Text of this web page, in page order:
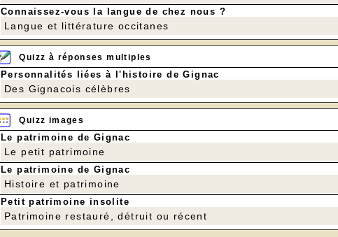
Connaissez-vous la langue de chez nous ?
Langue et littérature occitanes
Quizz à réponses multiples
Personnalités liées à l'histoire de Gignac
Des Gignacois célèbres
Quizz images
Le patrimoine de Gignac
Le petit patrimoine
Le patrimoine de Gignac
Histoire et patrimoine
Petit patrimoine insolite
Patrimoine restauré, détruit ou récent